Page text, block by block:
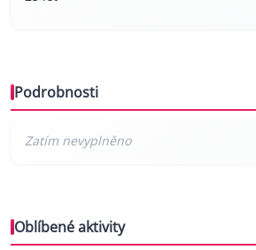
Podrobnosti
Oblíbené aktivity